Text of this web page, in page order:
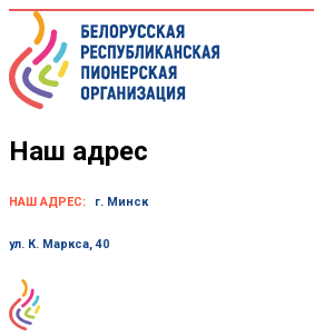
Skip
content
Наш адрес
НАШ АДРЕС: г. Минск
ул. К. Маркса, 40